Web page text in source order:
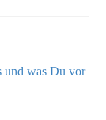
und was Du vor